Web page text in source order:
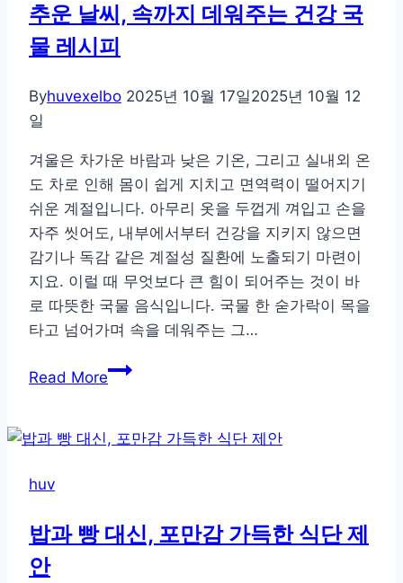
추운 날씨, 속까지 데워주는 건강 국
물 레시피
Byhuvexelbo 2025년 10월 17일2025년 10월 12
일
겨울은 차가운 바람과 낮은 기온, 그리고 실내외 온
도 차로 인해 몸이 쉽게 지치고 면역력이 떨어지기
쉬운 계절입니다. 아무리 옷을 두껍게 껴입고 손을
자주 씻어도, 내부에서부터 건강을 지키지 않으면
감기나 독감 같은 계절성 질환에 노출되기 마련이
지요. 이럴 때 무엇보다 큰 힘이 되어주는 것이 바
로 따뜻한 국물 음식입니다. 국물 한 숟가락이 목을
타고 넘어가며 속을 데워주는 그…
Read More추
씨,
데
huv
밥과 빵 대신, 포만감 가득한 식단 제
안